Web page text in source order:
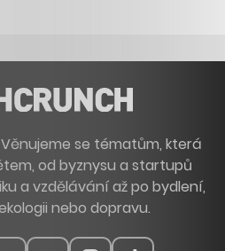
se tématům, která
od byznysu a startupů
a vzdělávání až po bydlení,
nebo dopravu.